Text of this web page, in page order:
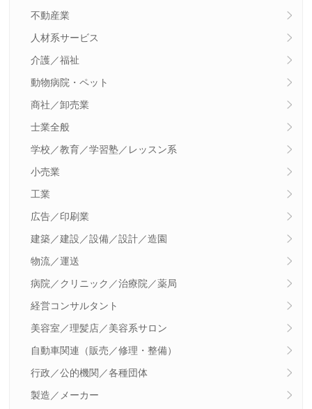
不動産業
人材系サービス
介護／福祉
動物病院・ペット
商社／卸売業
士業全般
学校／教育／学習塾／レッスン系
小売業
工業
広告／印刷業
建築／建設／設備／設計／造園
物流／運送
病院／クリニック／治療院／薬局
経営コンサルタント
美容室／理髪店／美容系サロン
自動車関連（販売／修理・整備）
行政／公的機関／各種団体
製造／メーカー